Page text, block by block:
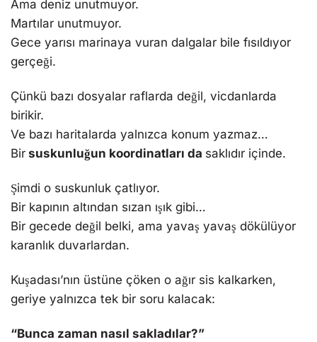
Ama deniz unutmuyor.
Martılar unutmuyor.
Gece yarısı marinaya vuran dalgalar bile fısıldıyor
gerçeği.
Çünkü bazı dosyalar raflarda değil, vicdanlarda
birikir.
Ve bazı haritalarda yalnızca konum yazmaz…
Bir suskunluğun koordinatları da saklıdır içinde.
Şimdi o suskunluk çatlıyor.
Bir kapının altından sızan ışık gibi…
Bir gecede değil belki, ama yavaş yavaş dökülüyor
karanlık duvarlardan.
Kuşadası’nın üstüne çöken o ağır sis kalkarken,
geriye yalnızca tek bir soru kalacak:
“Bunca zaman nasıl sakladılar?”